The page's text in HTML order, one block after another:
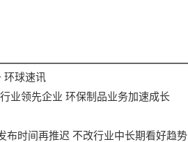
环球速讯
业领先企业 环保制品业务加速成长
布时间再推迟 不改行业中长期看好趋势